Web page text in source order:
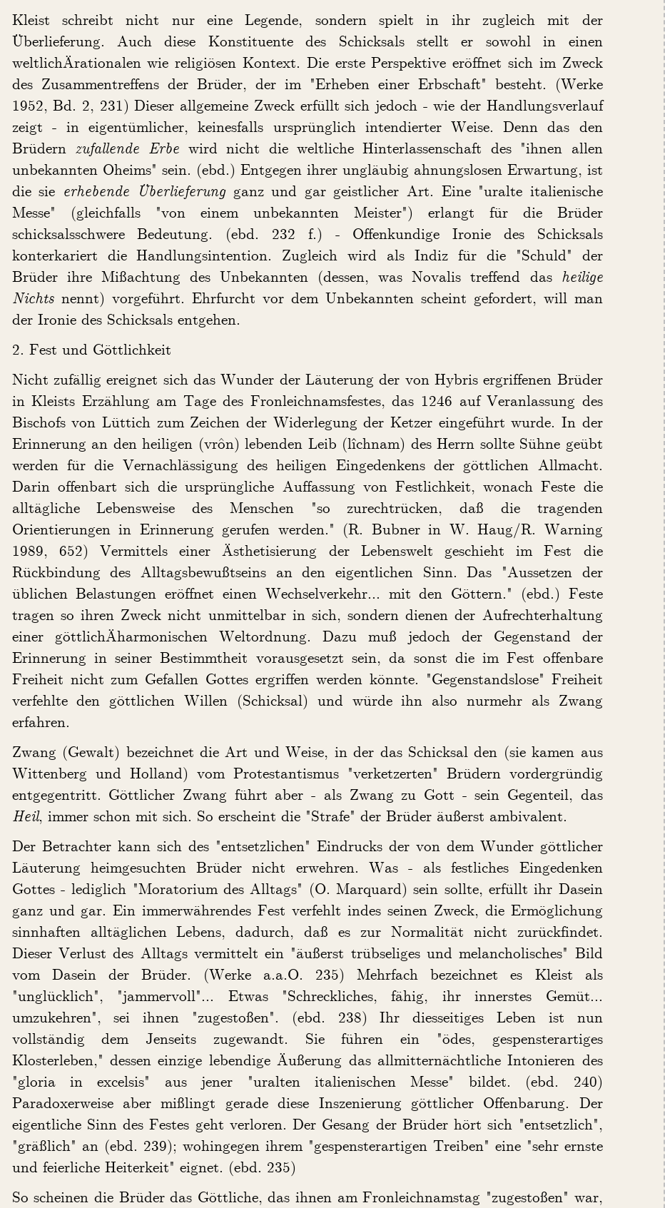
Kleist schreibt nicht nur eine Legende, sondern spielt in ihr zugleich mit der
Überlieferung. Auch diese Konstituente des Schicksals stellt er sowohl in einen
weltlichÄrationalen wie religiösen Kontext. Die erste Perspektive eröffnet sich im Zweck
des Zusammentreffens der Brüder, der im "Erheben einer Erbschaft" besteht. (Werke
1952, Bd. 2, 231) Dieser allgemeine Zweck erfüllt sich jedoch - wie der Handlungsverlauf
zeigt - in eigentümlicher, keinesfalls ursprünglich intendierter Weise. Denn das den
Brüdern zufallende Erbe wird nicht die weltliche Hinterlassenschaft des "ihnen allen
unbekannten Oheims" sein. (ebd.) Entgegen ihrer ungläubig ahnungslosen Erwartung, ist
die sie erhebende Überlieferungganz und gar geistlicher Art. Eine "uralte italienische
Messe" (gleichfalls "von einem unbekannten Meister") erlangt für die Brüder
schicksalsschwere Bedeutung. (ebd. 232 f.) - Offenkundige Ironie des Schicksals
konterkariert die Handlungsintention. Zugleich wird als Indiz für die "Schuld" der
Brüder ihre Mißachtung des Unbekannten (dessen, was Novalis treffend das heilige
Nichtsnennt) vorgeführt. Ehrfurcht vor dem Unbekannten scheint gefordert, will man
der Ironie des Schicksals entgehen.
2. Fest und Göttlichkeit
Nicht zufällig ereignet sich das Wunder der Läuterung der von Hybris ergriffenen Brüder
in Kleists Erzählung am Tage des Fronleichnamsfestes, das 1246 auf Veranlassung des
Bischofs von Lüttich zum Zeichen der Widerlegung der Ketzer eingeführt wurde. In der
Erinnerung an den heiligen (vrôn) lebenden Leib (lîchnam) des Herrn sollte Sühne geübt
werden für die Vernachlässigung des heiligen Eingedenkens der göttlichen Allmacht.
Darin offenbart sich die ursprüngliche Auffassung von Festlichkeit, wonach Feste die
alltägliche Lebensweise des Menschen "so zurechtrücken, daß die tragenden
Orientierungen in Erinnerung gerufen werden." (R. Bubner in W. Haug/R. Warning
1989, 652) Vermittels einer Ästhetisierung der Lebenswelt geschieht im Fest die
Rückbindung des Alltagsbewußtseins an den eigentlichen Sinn. Das "Aussetzen der
üblichen Belastungen eröffnet einen Wechselverkehr... mit den Göttern." (ebd.) Feste
tragen so ihren Zweck nicht unmittelbar in sich, sondern dienen der Aufrechterhaltung
einer göttlichÄharmonischen Weltordnung. Dazu muß jedoch der Gegenstand der
Erinnerung in seiner Bestimmtheit vorausgesetzt sein, da sonst die im Fest offenbare
Freiheit nicht zum Gefallen Gottes ergriffen werden könnte. "Gegenstandslose" Freiheit
verfehlte den göttlichen Willen (Schicksal) und würde ihn also nurmehr als Zwang
erfahren.
Zwang (Gewalt) bezeichnet die Art und Weise, in der das Schicksal den (sie kamen aus
Wittenberg und Holland) vom Protestantismus "verketzerten" Brüdern vordergründig
entgegentritt. Göttlicher Zwang führt aber - als Zwang zu Gott - sein Gegenteil, das
Heil, immer schon mit sich. So erscheint die "Strafe" der Brüder äußerst ambivalent.
Der Betrachter kann sich des "entsetzlichen" Eindrucks der von dem Wunder göttlicher
Läuterung heimgesuchten Brüder nicht erwehren. Was - als festliches Eingedenken
Gottes - lediglich "Moratorium des Alltags" (O. Marquard) sein sollte, erfüllt ihr Dasein
ganz und gar. Ein immerwährendes Fest verfehlt indes seinen Zweck, die Ermöglichung
sinnhaften alltäglichen Lebens, dadurch, daß es zur Normalität nicht zurückfindet.
Dieser Verlust des Alltags vermittelt ein "äußerst trübseliges und melancholisches" Bild
vom Dasein der Brüder. (Werke a.a.O. 235) Mehrfach bezeichnet es Kleist als
"unglücklich", "jammervoll"... Etwas "Schreckliches, fähig, ihr innerstes Gemüt...
umzukehren", sei ihnen "zugestoßen". (ebd. 238) Ihr diesseitiges Leben ist nun
vollständig dem Jenseits zugewandt. Sie führen ein "ödes, gespensterartiges
Klosterleben," dessen einzige lebendige Äußerung das allmitternächtliche Intonieren des
"gloria in excelsis" aus jener "uralten italienischen Messe" bildet. (ebd. 240)
Paradoxerweise aber mißlingt gerade diese Inszenierung göttlicher Offenbarung. Der
eigentliche Sinn des Festes geht verloren. Der Gesang der Brüder hört sich "entsetzlich",
"gräßlich" an (ebd. 239); wohingegen ihrem "gespensterartigen Treiben" eine "sehr ernste
und feierliche Heiterkeit" eignet. (ebd. 235)
So scheinen die Brüder das Göttliche, das ihnen am Fronleichnamstag "zugestoßen" war,